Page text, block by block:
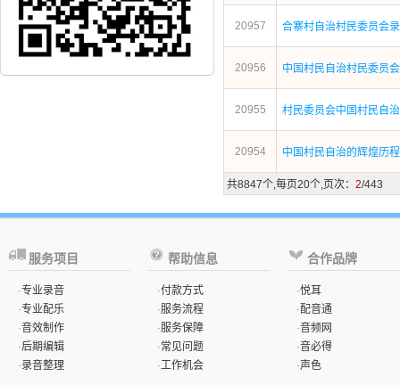
20957 合寨村自治村民委员会
20956 中国村民自治村民委员
20955 村民委员会中国村民自
20954 中国村民自治的辉煌历
共8847个,每页20个,页次： 2/443
服务项目
·专业录音
·专业配乐
·音效制作
·后期编辑
·录音整理
帮助信息
·付款方式
·服务流程
·服务保障
·常见问题
·工作机会
合作品牌
·悦耳
·配音通
·音频网
·音必得
·声色